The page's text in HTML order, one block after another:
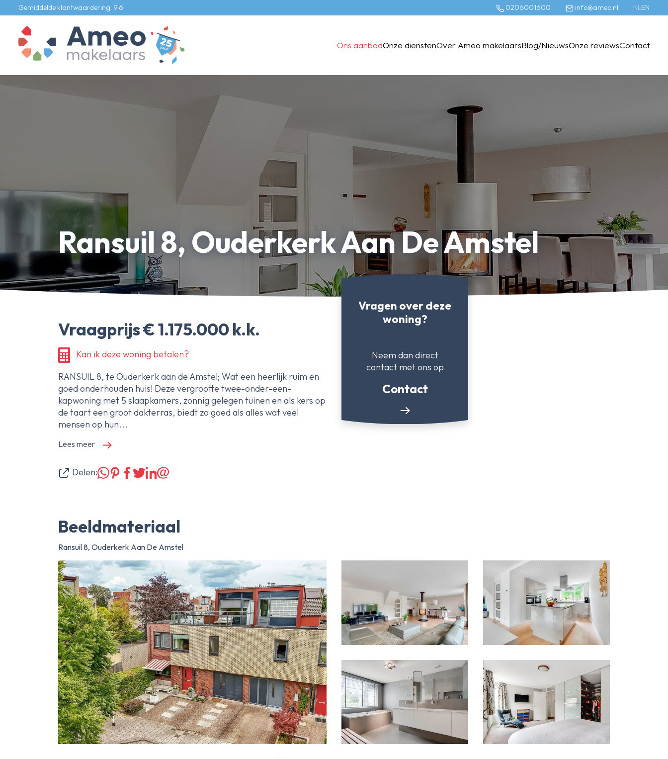
Gemiddelde klantwaardering: 9.6 0206001600 info@ameo.nl NLEN
Ons aanbodOnze dienstenOver Ameo makelaarsBlog/NieuwsOnze reviewsContact
Ransuil 8, Ouderkerk Aan De Amstel
Vraagprijs € 1.175.000 k.k.
Kan ik deze woning betalen?
RANSUIL 8, te Ouderkerk aan de Amstel; Wat een heerlijk ruim en
goed onderhouden huis! Deze vergrootte twee-onder-een-
kapwoning met 5 slaapkamers, zonnig gelegen tuinen en als kers op
de taart een groot dakterras, biedt zo goed als alles wat veel
mensen op hun...
Lees meer
Vragen over deze
woning?
Neem dan direct
contact met ons op
Contact
Delen:
Beeldmateriaal
Ransuil 8, Ouderkerk Aan De Amstel
Verhuurmakelaar
Taxateur
Bedrijfsonroerendgoed
Erfpachtdeskundige
Gerechtelijke deskundige
Over Ameo makelaars
Onze reviews
Contact